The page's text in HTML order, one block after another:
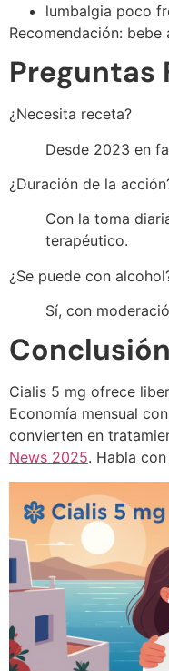
lumbalgia poco
Recomendación:
Preguntas
¿Necesita receta?
Desde 2023 en
¿Duración de la
Con la toma
terapéutico.
¿Se puede con
Sí, con
Conclusión
Cialis 5 mg ofrece
Economía mensual
convierten en
News 2025. Habla